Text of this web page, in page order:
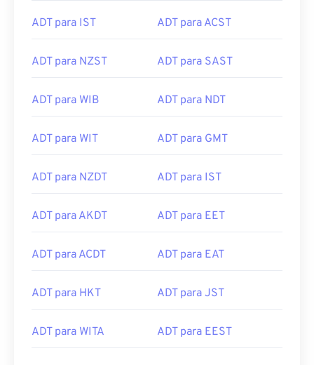
ADT para IST ADT para ACST
ADT para NZST ADT para SAST
ADT para WIB ADT para NDT
ADT para WIT ADT para GMT
ADT para NZDT ADT para IST
ADT para AKDT ADT para EET
ADT para ACDT ADT para EAT
ADT para HKT ADT para JST
ADT para WITA ADT para EEST